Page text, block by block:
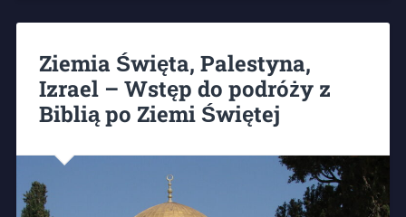
Ziemia Święta, Palestyna,
Izrael – Wstęp do podróży z
Biblią po Ziemi Świętej